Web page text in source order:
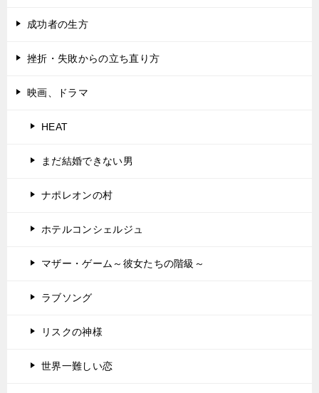
成功者の生方
挫折・失敗からの立ち直り方
映画、ドラマ
HEAT
まだ結婚できない男
ナポレオンの村
ホテルコンシェルジュ
マザー・ゲーム～彼女たちの階級～
ラブソング
リスクの神様
世界一難しい恋